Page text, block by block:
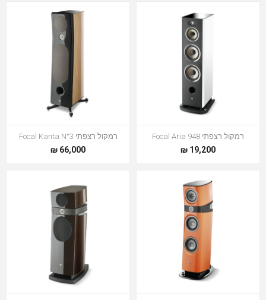
רמקול רצפתי Focal Aria 948
19,200 ₪
רמקול רצפתי Focal Kanta N°3
66,000 ₪